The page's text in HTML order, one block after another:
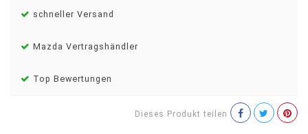
schneller Versand
Mazda Vertragshändler
Top Bewertungen
Dieses Produkt teilen